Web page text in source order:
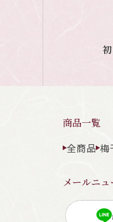
商品一覧
全商品 梅
メールニ